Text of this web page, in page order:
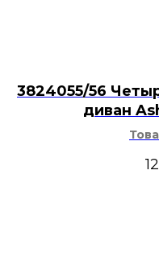
3824055/56
диван